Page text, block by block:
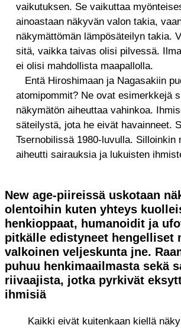
vaikutuksen. Se vaikuttaa
ainoastaan näkyvän valon takia,
näkymättömän lämpösäteilyn takia.
sitä, vaikka taivas olisi pilvessä.
ei olisi mahdollista maapallolla.
Entä Hiroshimaan ja Nagasakiin
atomipommit? Ne ovat esimerkkejä
näkymätön aiheuttaa vahinkoa.
säteilystä, jota he eivät havainneet.
Tsernobilissä 1980-luvulla. Silloinkin
aiheutti sairauksia ja lukuisten
New age-piireissä uskotaan
olentoihin kuten yhteys
henkioppaat, humanoidit ja
pitkälle edistyneet hengelliset
valkoinen veljeskunta jne.
puhuu henkimaailmasta sekä
riivaajista, jotka pyrkivät
ihmisiä
Kaikki eivät kuitenkaan kiellä